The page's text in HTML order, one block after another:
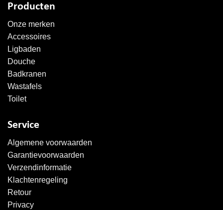
Producten
Onze merken
Accessoires
Ligbaden
Douche
Badkranen
Wastafels
Toilet
Service
Algemene voorwaarden
Garantievoorwaarden
Verzendinformatie
Klachtenregeling
Retour
Privacy